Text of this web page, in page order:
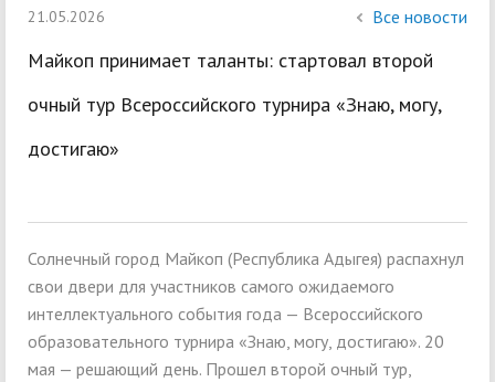
21.05.2026 Все новости
Майкоп принимает таланты: стартовал второй
очный тур Всероссийского турнира «Знаю, могу,
достигаю»
Солнечный город Майкоп (Республика Адыгея) распахнул
свои двери для участников самого ожидаемого
интеллектуального события года — Всероссийского
образовательного турнира «Знаю, могу, достигаю». 20
мая — решающий день. Прошел второй очный тур,